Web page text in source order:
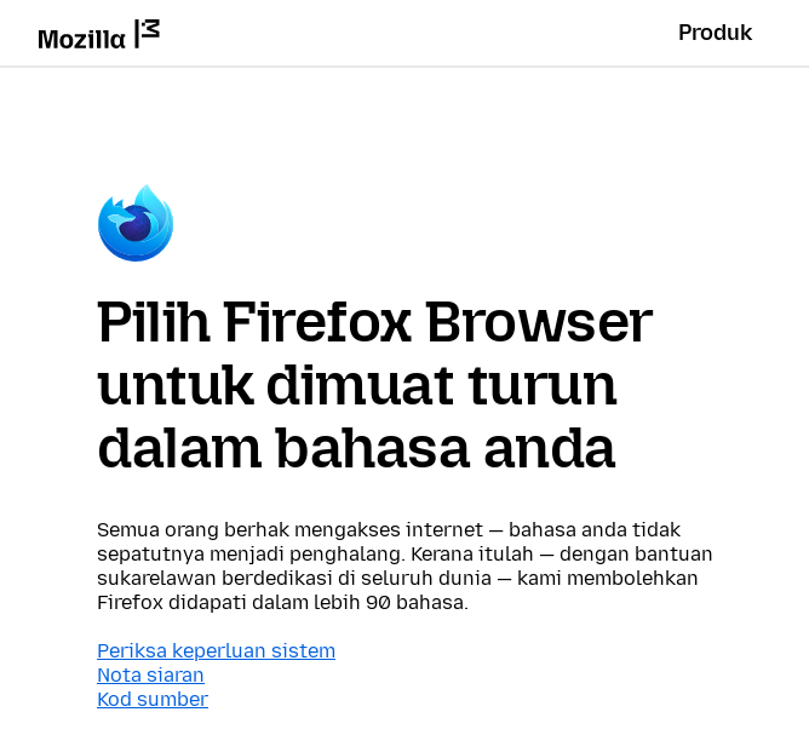
Produk
Pilih Firefox Browser
untuk dimuat turun
dalam bahasa anda
Semua orang berhak mengakses internet — bahasa anda tidak
sepatutnya menjadi penghalang. Kerana itulah — dengan bantuan
sukarelawan berdedikasi di seluruh dunia — kami membolehkan
Firefox didapati dalam lebih 90 bahasa.
Periksa keperluan sistem
Nota siaran
Kod sumber